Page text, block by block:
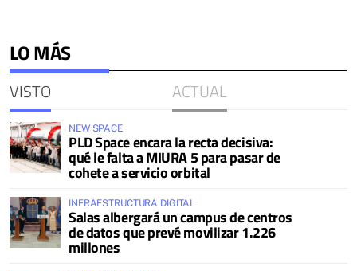
LO MÁS
VISTO ACTUAL
NEW SPACE
PLD Space encara la recta decisiva:
qué le falta a MIURA 5 para pasar de
cohete a servicio orbital
INFRAESTRUCTURA DIGITAL
Salas albergará un campus de centros
de datos que prevé movilizar 1.226
millones